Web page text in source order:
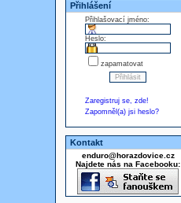
Přihlášení
Přihlašovací jméno:
Heslo:
zapamatovat
Zaregistruj se, zde!
Zapomněl(a) jsi heslo?
Kontakt
enduro@horazdovice.cz
Najdete nás na Facebooku: